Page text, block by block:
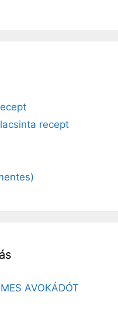
recept
AVOKÁDÓT